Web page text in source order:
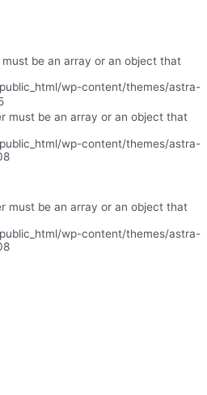
be an array or an object that
wp-content/themes/astra-
must be an array or an object that
wp-content/themes/astra-
must be an array or an object that
wp-content/themes/astra-